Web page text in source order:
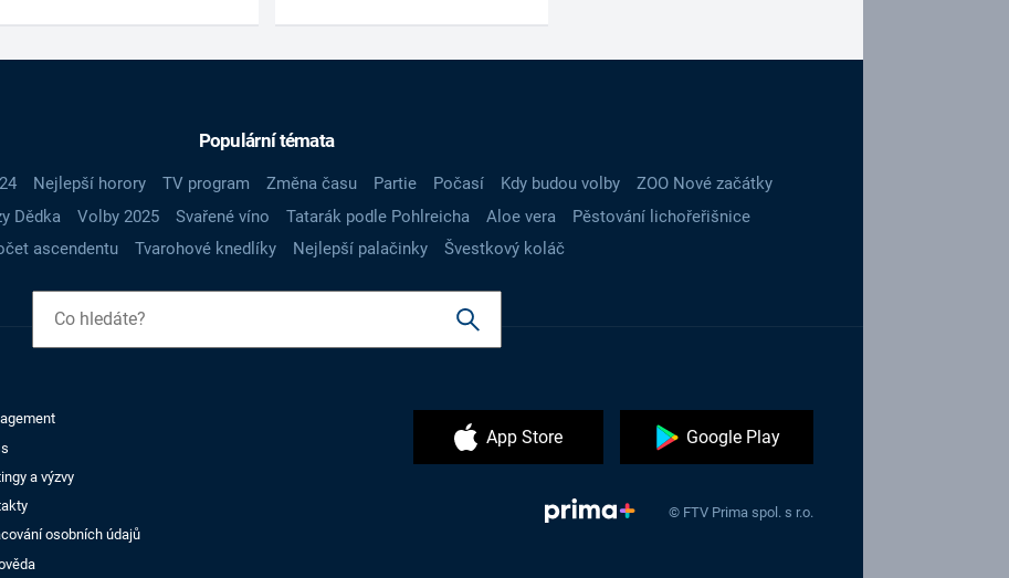
Populární témata
Nejlepší horory TV program Změna času Partie Počasí Kdy budou volby
ZOO Nové začátky
Dědka Volby 2025 Svařené víno Tatarák podle Pohlreicha Aloe vera
Pěstování lichořeřišnice
ascendentu
Tvarohové knedlíky Nejlepší palačinky Švestkový koláč
a výzvy
osobních údajů
App Store Google Play
© FTV Prima spol. s r.o.